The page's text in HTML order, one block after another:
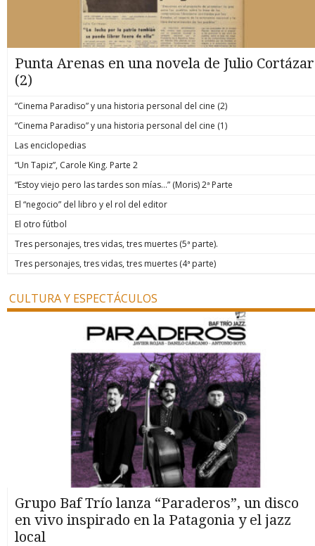
Punta Arenas en una novela de Julio Cortázar
(2)
“Cinema Paradiso” y una historia personal del cine (2)
“Cinema Paradiso” y una historia personal del cine (1)
Las enciclopedias
“Un Tapiz”, Carole King. Parte 2
“Estoy viejo pero las tardes son mías…” (Moris) 2ª Parte
El “negocio” del libro y el rol del editor
El otro fútbol
Tres personajes, tres vidas, tres muertes (5ª parte).
Tres personajes, tres vidas, tres muertes (4ª parte)
CULTURA Y ESPECTÁCULOS
Grupo Baf Trío lanza “Paraderos”, un disco
en vivo inspirado en la Patagonia y el jazz
local